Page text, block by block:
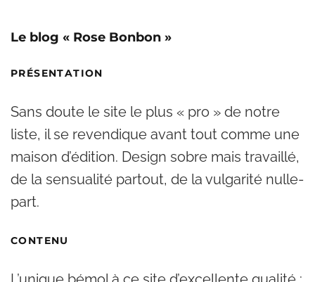
Le blog « Rose Bonbon »
PRÉSENTATION
Sans doute le site le plus « pro » de notre
liste, il se revendique avant tout comme une
maison d’édition. Design sobre mais travaillé,
de la sensualité partout, de la vulgarité nulle-
part.
CONTENU